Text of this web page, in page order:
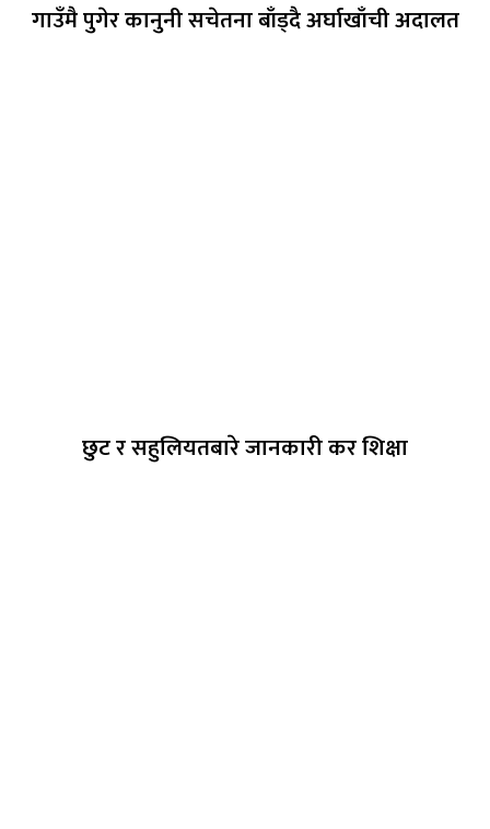
गाउँमै पुगेर कानुनी सचेतना बाँड्दै अर्घाखाँची अदालत
छुट र सहुलियतबारे जानकारी कर शिक्षा